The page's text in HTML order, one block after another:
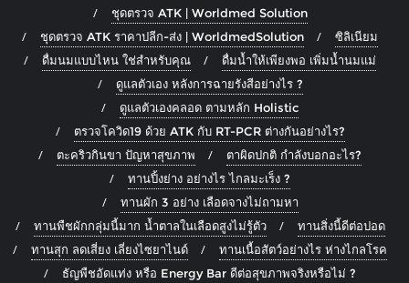
ชุดตรวจ ATK | Worldmed Solution
ชุดตรวจ ATK ราคาปลีก-ส่ง | WorldmedSolution
ซิลิเนียม
ดื่มนมแบบไหน ใช่สำหรับคุณ
ดื่มน้ำให้เพียงพอ เพิ่มน้ำนมแม่
ดูแลตัวเอง หลังการฉายรังสีอย่างไร ?
ดูแลตัวเองคลอด ตามหลัก Holistic
ตรวจโควิด19 ด้วย ATK กับ RT-PCR ต่างกันอย่างไร?
ตะคริวกินขา ปัญหาสุขภาพ
ตาผิดปกติ กำลังบอกอะไร?
ทานปิ้งย่าง อย่างไร ไกลมะเร็ง ?
ทานผัก 3 อย่าง เลือดจางไม่ถามหา
ทานพืชผักกลุ่มนี้มาก น้ำตาลในเลือดสูงไม่รู้ตัว
ทานสิ่งนี้ดีต่อปอด
ทานสุก ลดเสี่ยง เลี่ยงไซยาไนด์
ทานเนื้อสัตว์อย่างไร ห่างไกลโรค
ธัญพืชอัดแท่ง หรือ Energy Bar ดีต่อสุขภาพจริงหรือไม่ ?